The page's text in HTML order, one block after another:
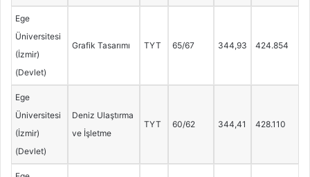
Ege
Üniversitesi
(İzmir)
(Devlet)
Grafik Tasarımı TYT 65/67 344,93 424.854
Ege
Üniversitesi
(İzmir)
(Devlet)
Deniz Ulaştırma
ve İşletme
TYT 60/62 344,41 428.110